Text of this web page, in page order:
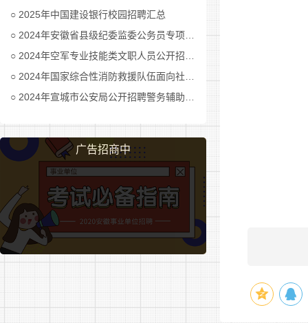
2025年中国建设银行校园招聘汇总
2024年安徽省县级纪委监委公务员专项招考公告及职位表汇总
2024年空军专业技能类文职人员公开招考公告
2024年国家综合性消防救援队伍面向社会招录消防员公告
2024年宣城市公安局公开招聘警务辅助人员公告
广告招商中
(二)优